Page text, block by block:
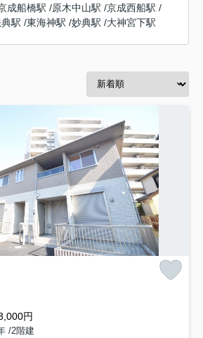
成船橋駅 /原木中山駅 /京成西船駅 /
駅 /東海神駅 /妙典駅 /大神宮下駅
円
/2階建